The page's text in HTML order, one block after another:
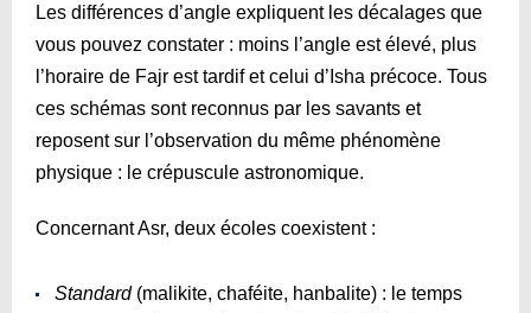
Les différences d’angle expliquent les décalages que
vous pouvez constater : moins l’angle est élevé, plus
l’horaire de Fajr est tardif et celui d’Isha précoce. Tous
ces schémas sont reconnus par les savants et
reposent sur l’observation du même phénomène
physique : le crépuscule astronomique.
Concernant Asr, deux écoles coexistent :
Standard(malikite, chaféite, hanbalite) : le temps